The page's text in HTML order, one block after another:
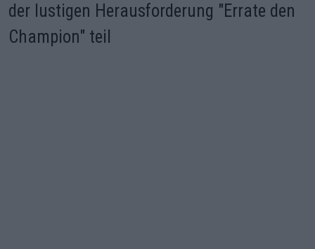
der lustigen Herausforderung "Errate den
Champion" teil